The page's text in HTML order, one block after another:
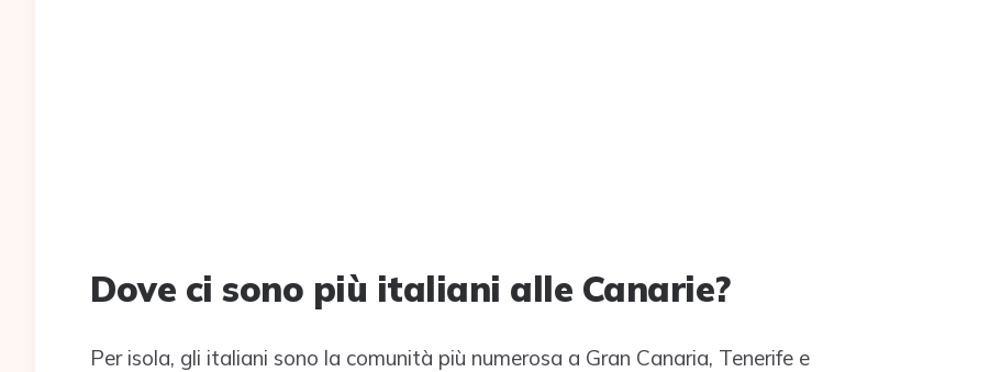
Dove ci sono più italiani alle Canarie?
Per isola, gli italiani sono la comunità più numerosa a Gran Canaria, Tenerife e